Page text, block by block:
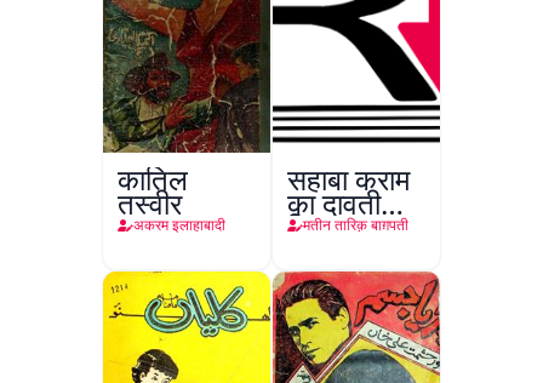
कातिल
तस्वीर
अकरम इलाहाबादी
सहाबा कराम
का दावती
किरदार
मतीन तारिक़ बाग़पती